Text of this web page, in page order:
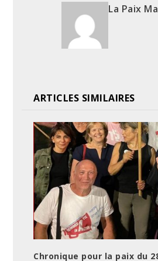
La Paix
ARTICLES SIMILAIRES
Chronique pour la paix du